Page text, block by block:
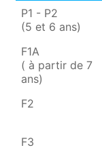
Degrés
P1 - P2
(5 et 6 ans)
F1A
( à partir de 7
ans)
F2
F3